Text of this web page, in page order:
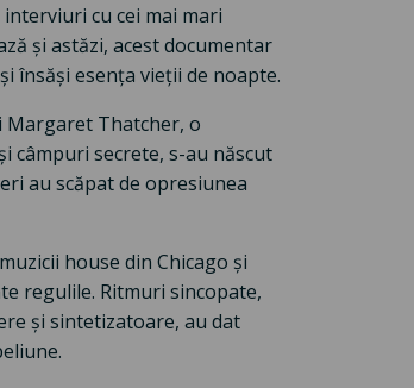
cu cei mai mari
și astăzi, acest documentar
însăși esența vieții de noapte.
Margaret Thatcher, o
câmpuri secrete, s-au născut
au scăpat de opresiunea
house din Chicago și
regulile. Ritmuri sincopate,
și sintetizatoare, au dat